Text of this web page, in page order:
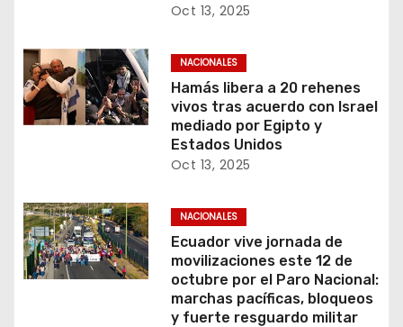
Oct 13, 2025
NACIONALES
Hamás libera a 20 rehenes
vivos tras acuerdo con Israel
mediado por Egipto y
Estados Unidos
Oct 13, 2025
NACIONALES
Ecuador vive jornada de
movilizaciones este 12 de
octubre por el Paro Nacional:
marchas pacíficas, bloqueos
y fuerte resguardo militar